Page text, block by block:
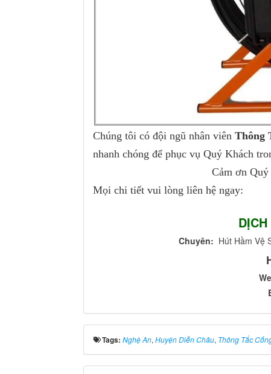
Chúng tôi có đội ngũ nhân viên Thông
nhanh chóng để phục vụ Quý Khách
Cảm ơn Quý
Mọi chi tiết vui lòng liên hệ ngay:
Chuyên: Hút Hầm Vệ
Tags: Nghệ An, Huyện Diễn Châu, Thông Tắc